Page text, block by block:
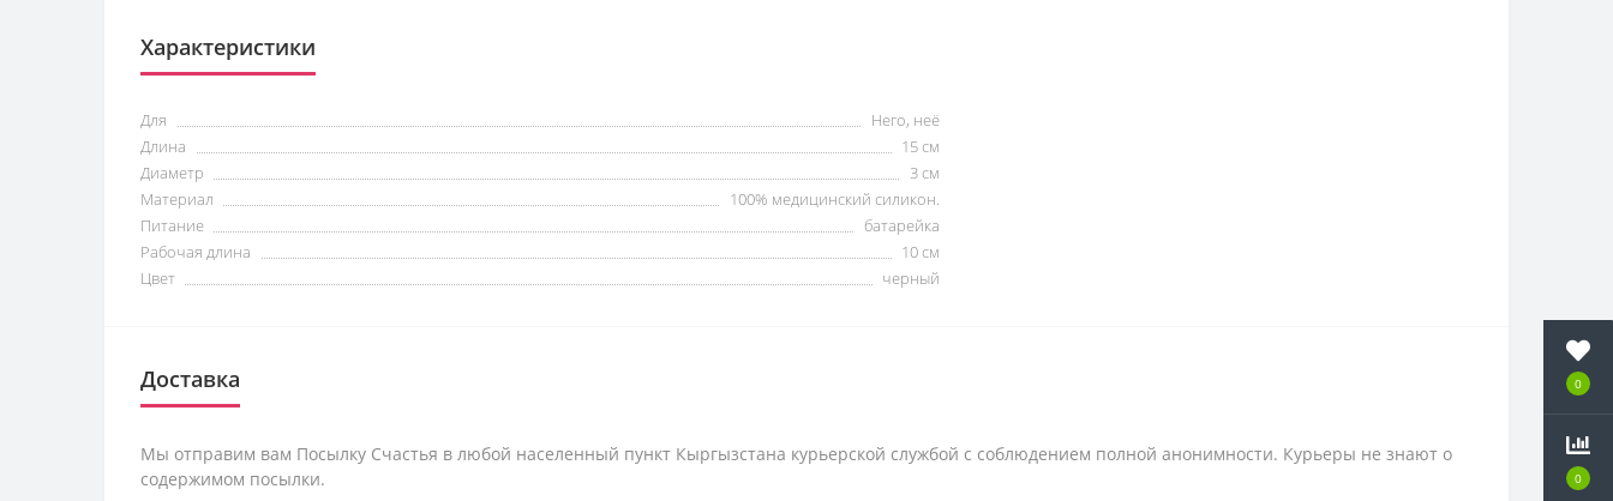
0
0
Характеристики
Для
Него, неё
Длина
15 cм
Диаметр
3 см
Материал
100% медицинский силикон.
Питание
батарейка
Рабочая длина
10 см
Цвет
черный
Доставка
Мы отправим вам Посылку Счастья в любой населенный пункт Кыргызстана курьерской службой с соблюдением полной анонимности. Курьеры не знают о
содержимом посылки.